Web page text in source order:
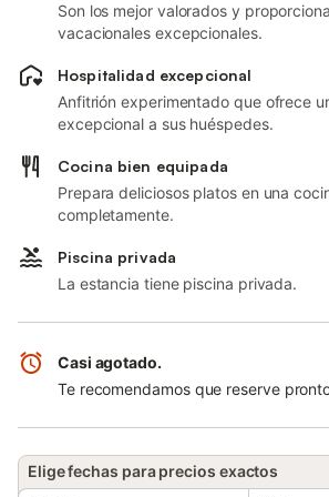
Son los mejor valorados y
vacacionales excepcionales.
Hospitalidad excepcional
Anfitrión experimentado que ofrece
excepcional a sus huéspedes.
Cocina bien equipada
Prepara deliciosos platos en una
completamente.
Piscina privada
La estancia tiene piscina privada.
Casi agotado.
Te recomendamos que reserve
Elige fechas para precios exactos